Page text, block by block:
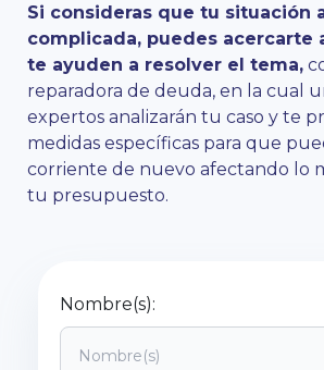
Si consideras que tu situación
complicada, puedes acercarte
te ayuden a resolver el tema,
reparadora de deuda, en la cual
expertos analizarán tu caso y te
medidas específicas para que
corriente de nuevo afectando lo
tu presupuesto.
Nombre(s):